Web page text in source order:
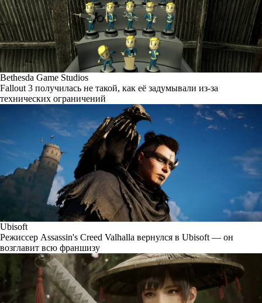
Bethesda Game Studios
Fallout 3 получилась не такой, как её задумывали из-за
технических ограничений
Ubisoft
Режиссер Assassin's Creed Valhalla вернулся в Ubisoft — он
возглавит всю франшизу